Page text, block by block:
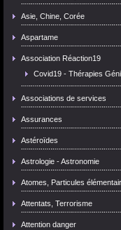
Asie, Chine, Corée
Aspartame
Association Réaction19
Covid19 - Thérapies
Associations de services
Assurances
Astéroïdes
Astrologie - Astronomie
Atomes, Particules
Attentats, Terrorisme
Attention danger